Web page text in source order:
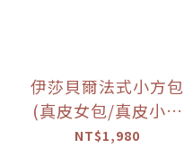
伊莎貝爾法式小方包
(真皮女包/真皮小方
包/多夾層)
NT$1,980